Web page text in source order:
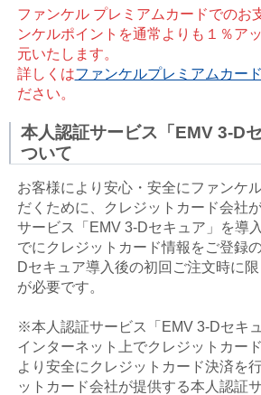
ファンケル プレミアムカードでのお
ンケルポイントを通常よりも１％ア
元いたします。
詳しくはファンケルプレミアムカー
ださい。
本人認証サービス「EMV 3-D
ついて
お客様により安心・安全にファンケ
だくために、クレジットカード会社
サービス「EMV 3-Dセキュア」を導
でにクレジットカード情報をご登録
Dセキュア導入後の初回ご注文時に
が必要です。
※本人認証サービス「EMV 3-Dセキ
インターネット上でクレジットカー
より安全にクレジットカード決済を
ットカード会社が提供する本人認証